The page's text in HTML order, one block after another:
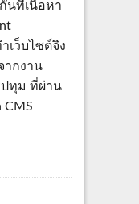
นที่เนื้อหา
เว็บไซต์จึง
ากงาน
ปทุม ที่ผ่าน